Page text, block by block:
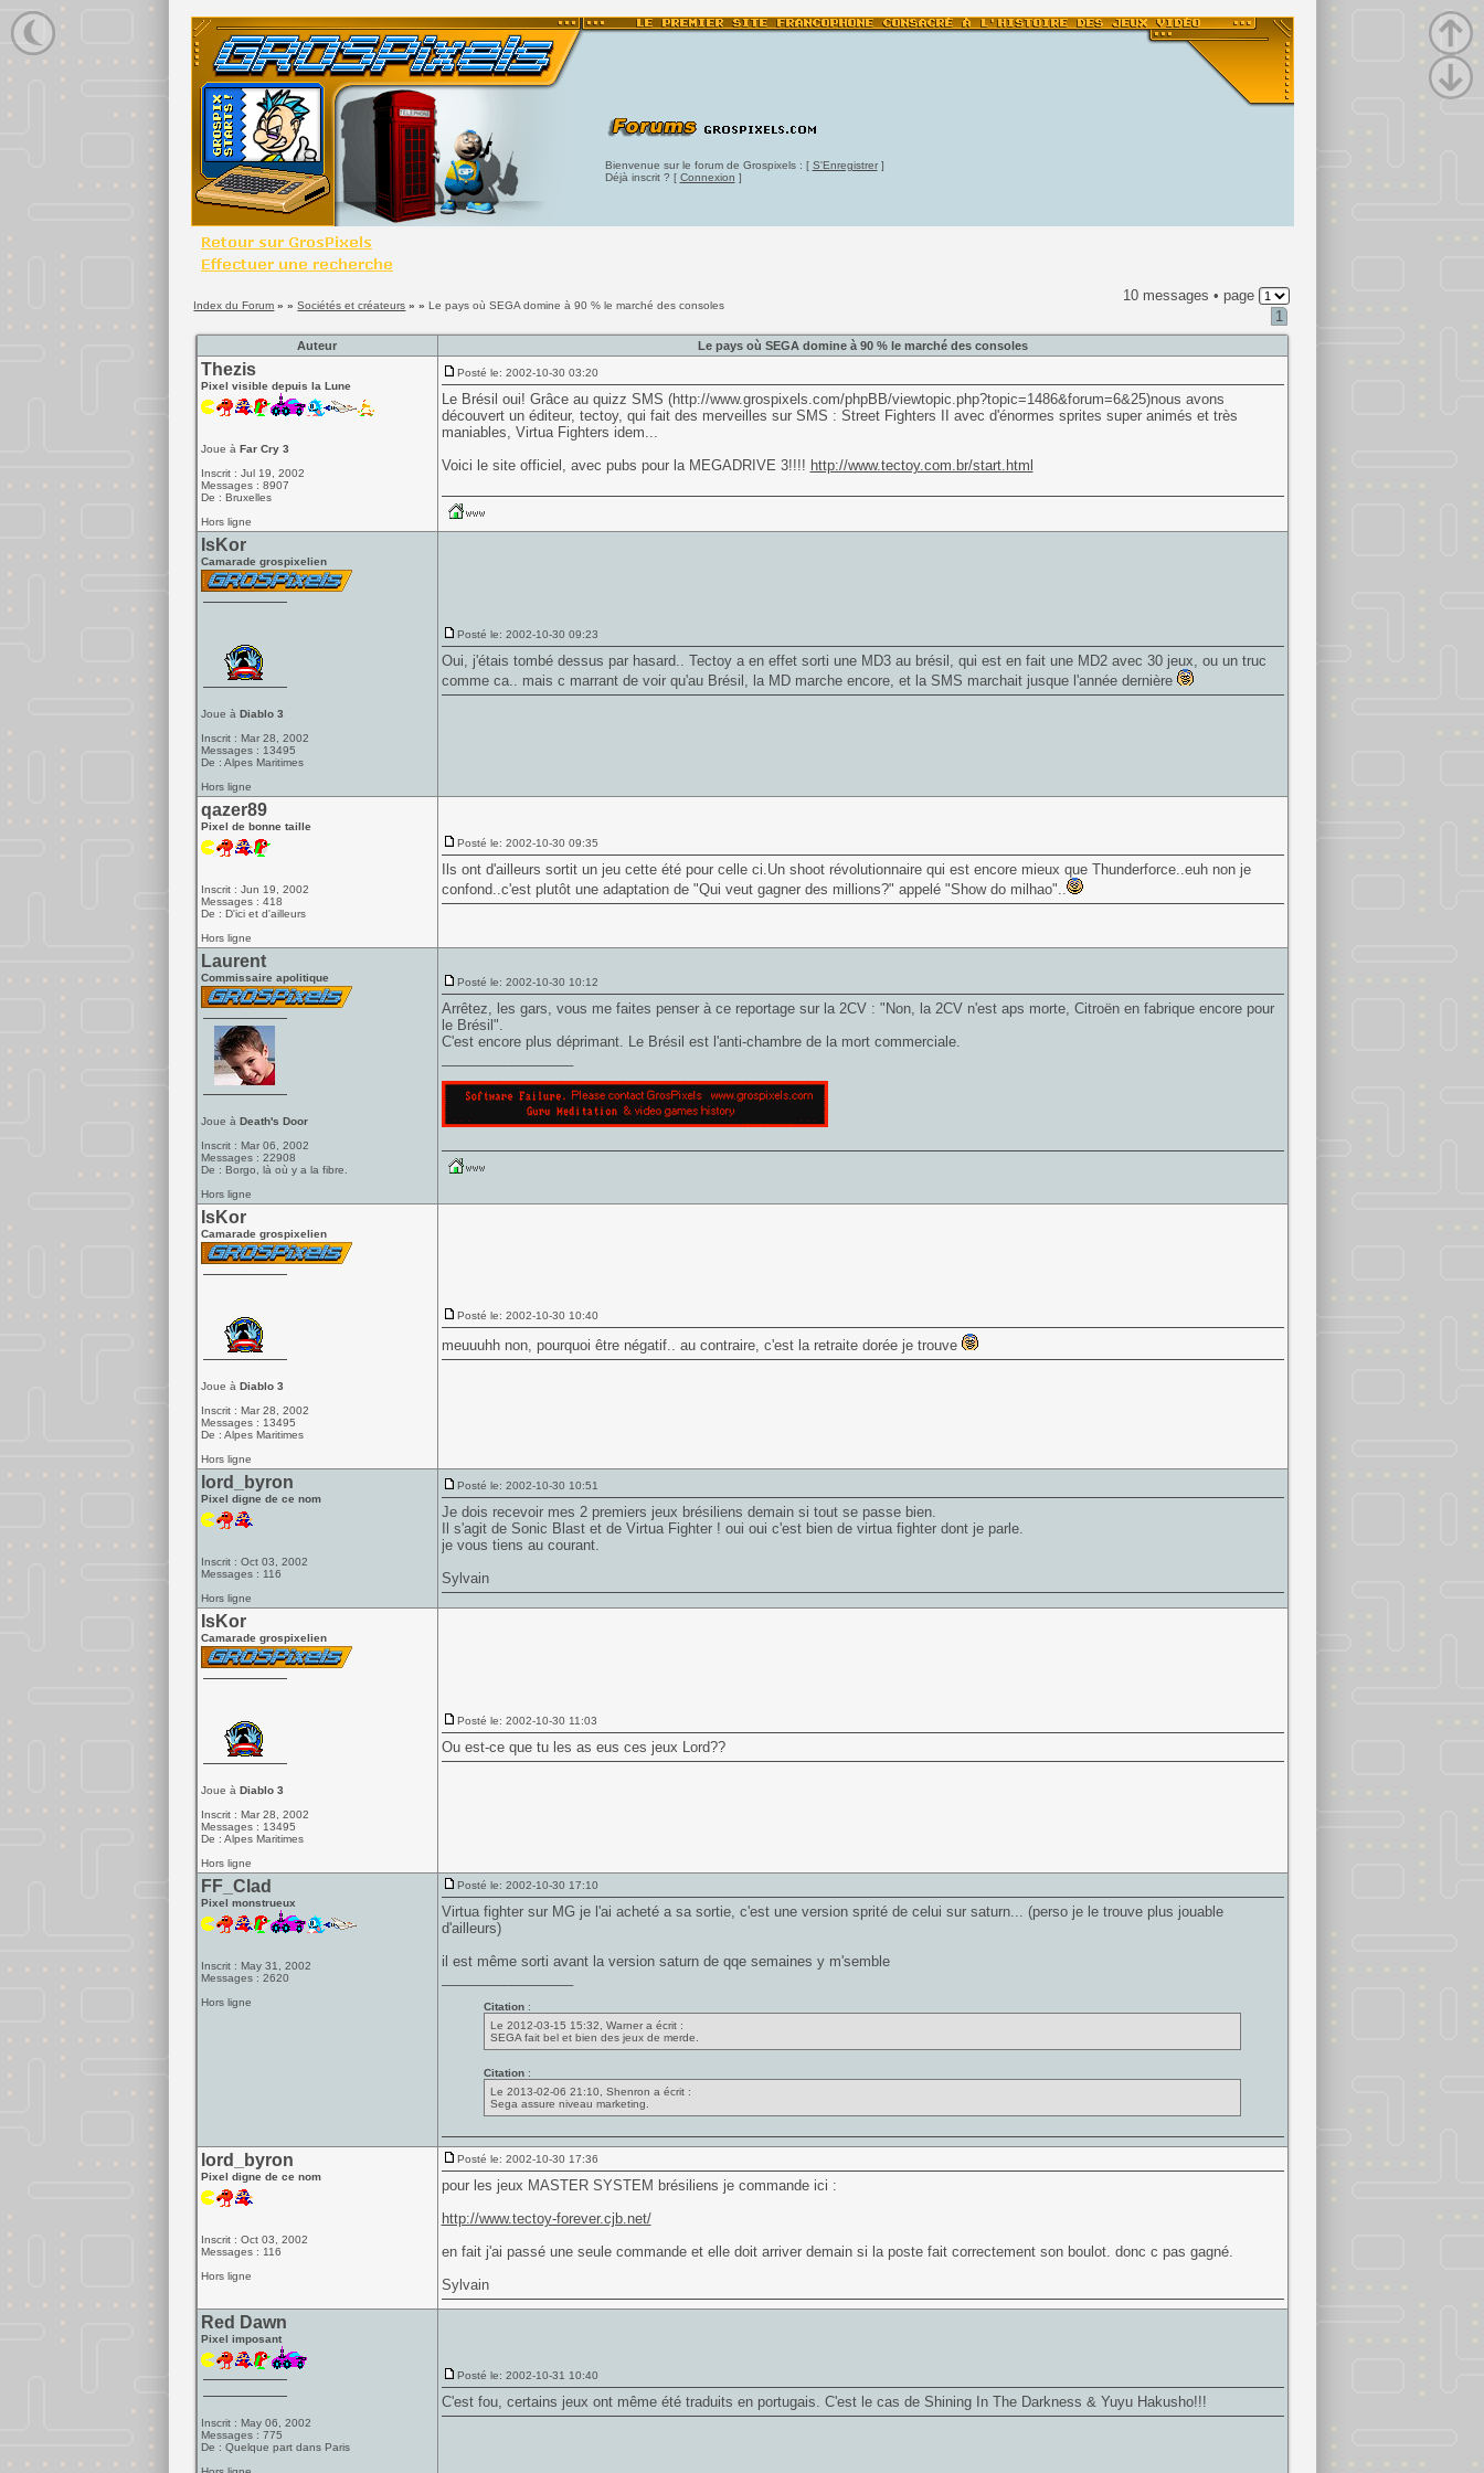
Bienvenue sur le forum de Grospixels : [ S'Enregistrer]
Déjà inscrit ? [ Connexion ]
Index du Forum » »Sociétés et créateurs » »Le pays où SEGA domine à 90 % le marché des consoles
10 messages • page
1
Auteur Le pays où SEGA domine à 90 % le marché des consoles
Thezis
Pixel visible depuis la Lune
Joue à Far Cry 3
Inscrit : Jul 19, 2002
Messages : 8907
De : Bruxelles
Hors ligne
Posté le: 2002-10-30 03:20
Le Brésil oui! Grâce au quizz SMS (http://www.grospixels.com/phpBB/viewtopic.php?topic=1486&forum=6&25)nous avons
découvert un éditeur, tectoy, qui fait des merveilles sur SMS : Street Fighters II avec d'énormes sprites super animés et très
maniables, Virtua Fighters idem...
Voici le site officiel, avec pubs pour la MEGADRIVE 3!!!! http://www.tectoy.com.br/start.html
IsKor
Camarade grospixelien
Joue à Diablo 3
Inscrit : Mar 28, 2002
Messages : 13495
De : Alpes Maritimes
Hors ligne
Posté le: 2002-10-30 09:23
Oui, j'étais tombé dessus par hasard.. Tectoy a en effet sorti une MD3 au brésil, qui est en fait une MD2 avec 30 jeux, ou un truc
comme ca.. mais c marrant de voir qu'au Brésil, la MD marche encore, et la SMS marchait jusque l'année dernière
qazer89
Pixel de bonne taille
Inscrit : Jun 19, 2002
Messages : 418
De : D'ici et d'ailleurs
Hors ligne
Posté le: 2002-10-30 09:35
Ils ont d'ailleurs sortit un jeu cette été pour celle ci.Un shoot révolutionnaire qui est encore mieux que Thunderforce..euh non je
confond..c'est plutôt une adaptation de "Qui veut gagner des millions?" appelé "Show do milhao"..
Laurent
Commissaire apolitique
Joue à Death's Door
Inscrit : Mar 06, 2002
Messages : 22908
De : Borgo, là où y a la fibre.
Hors ligne
Posté le: 2002-10-30 10:12
Arrêtez, les gars, vous me faites penser à ce reportage sur la 2CV : "Non, la 2CV n'est aps morte, Citroën en fabrique encore pour
le Brésil".
C'est encore plus déprimant. Le Brésil est l'anti-chambre de la mort commerciale.
IsKor
Camarade grospixelien
Joue à Diablo 3
Inscrit : Mar 28, 2002
Messages : 13495
De : Alpes Maritimes
Hors ligne
Posté le: 2002-10-30 10:40
meuuuhh non, pourquoi être négatif.. au contraire, c'est la retraite dorée je trouve
lord_byron
Pixel digne de ce nom
Inscrit : Oct 03, 2002
Messages : 116
Hors ligne
Posté le: 2002-10-30 10:51
Je dois recevoir mes 2 premiers jeux brésiliens demain si tout se passe bien.
Il s'agit de Sonic Blast et de Virtua Fighter ! oui oui c'est bien de virtua fighter dont je parle.
je vous tiens au courant.
Sylvain
IsKor
Camarade grospixelien
Joue à Diablo 3
Inscrit : Mar 28, 2002
Messages : 13495
De : Alpes Maritimes
Hors ligne
Posté le: 2002-10-30 11:03
Ou est-ce que tu les as eus ces jeux Lord??
FF_Clad
Pixel monstrueux
Inscrit : May 31, 2002
Messages : 2620
Hors ligne
Posté le: 2002-10-30 17:10
Virtua fighter sur MG je l'ai acheté a sa sortie, c'est une version sprité de celui sur saturn... (perso je le trouve plus jouable
d'ailleurs)
il est même sorti avant la version saturn de qqe semaines y m'semble
Citation:
Le 2012-03-15 15:32, Warner a écrit :
SEGA fait bel et bien des jeux de merde.
Citation:
Le 2013-02-06 21:10, Shenron a écrit :
Sega assure niveau marketing.
lord_byron
Pixel digne de ce nom
Inscrit : Oct 03, 2002
Messages : 116
Hors ligne
Posté le: 2002-10-30 17:36
pour les jeux MASTER SYSTEM brésiliens je commande ici :
http://www.tectoy-forever.cjb.net/
en fait j'ai passé une seule commande et elle doit arriver demain si la poste fait correctement son boulot. donc c pas gagné.
Sylvain
Red Dawn
Pixel imposant
Inscrit : May 06, 2002
Messages : 775
De : Quelque part dans Paris
Posté le: 2002-10-31 10:40
C'est fou, certains jeux ont même été traduits en portugais. C'est le cas de Shining In The Darkness & Yuyu Hakusho!!!